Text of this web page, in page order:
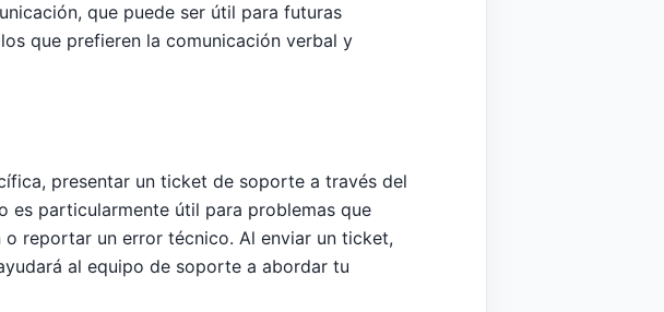
que puede ser útil para futuras
que prefieren la comunicación verbal y
presentar un ticket de soporte a través del
es particularmente útil para problemas que
reportar un error técnico. Al enviar un ticket,
al equipo de soporte a abordar tu